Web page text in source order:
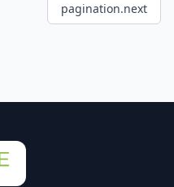
pagination.next